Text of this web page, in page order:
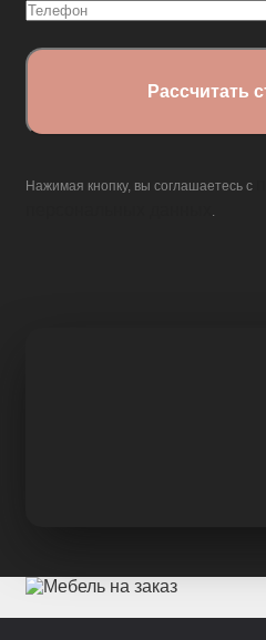
Телефон
Нажимая кнопку, вы соглашаетесь с
.